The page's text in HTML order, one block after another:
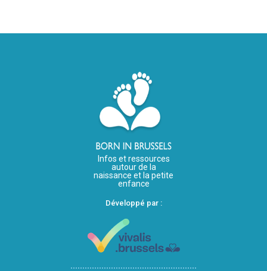
Infos et ressources
autour de la
naissance et la petite
enfance
Développé par :